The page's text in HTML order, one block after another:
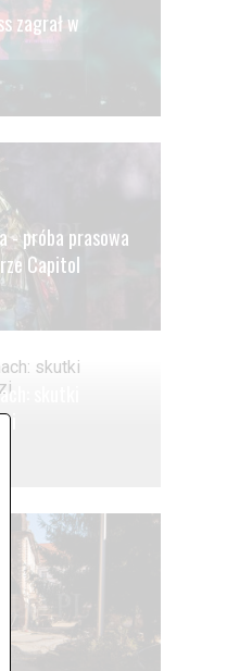
zagrał w
- próba prasowa
Capitol
skutki